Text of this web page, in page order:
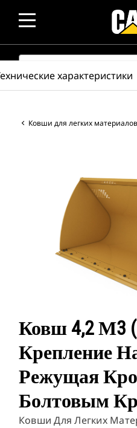
SEARCH
Ковши для легких материалов
Ковш 4,2 М3
Крепление
Режущая
Болтовым
Ковши Для Легких
характеристики